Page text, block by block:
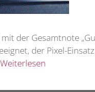
der Gesamtnote
der Pixel-
Weiterlesen